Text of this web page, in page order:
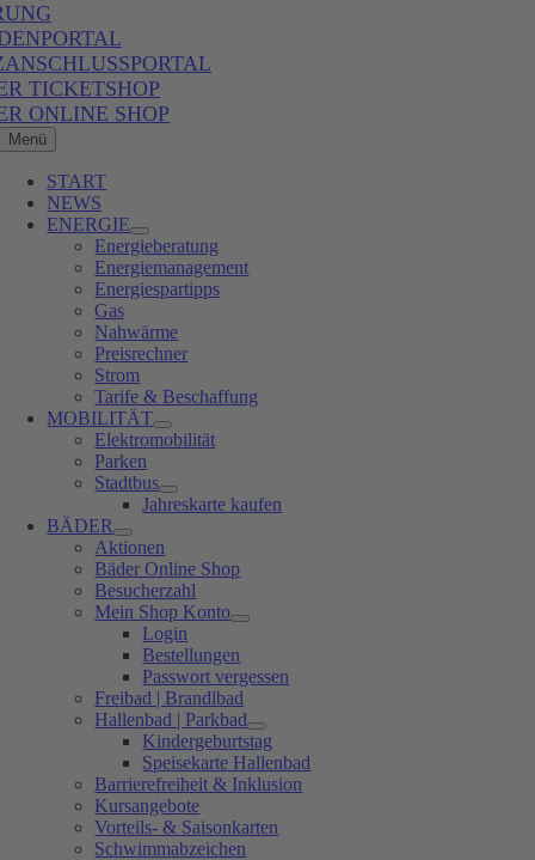
TICKETSHOP
ONLINE SHOP
Menü
START
NEWS
ENERGIE
Energieberatung
Energiemanagement
Energiespartipps
Gas
Nahwärme
Preisrechner
Strom
Tarife & Beschaffung
MOBILITÄT
Elektromobilität
Parken
Stadtbus
Jahreskarte kaufen
BÄDER
Aktionen
Bäder Online Shop
Besucherzahl
Mein Shop Konto
Login
Bestellungen
Passwort vergessen
Freibad | Brandlbad
Hallenbad | Parkbad
Kindergeburtstag
Speisekarte Hallenbad
Barrierefreiheit & Inklusion
Kursangebote
Vorteils- & Saisonkarten
Schwimmabzeichen